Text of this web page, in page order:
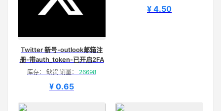
Twitter 新号-outlook邮箱注
册-带auth_token-已开启2FA
库存： 缺货 销量： 26698
¥ 0.65
¥ 4.50